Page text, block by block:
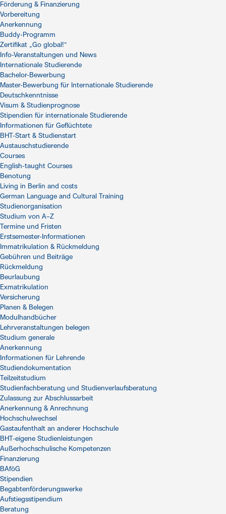
Förderung & Finanzierung
Vorbereitung
Anerkennung
Buddy-Programm
Zertifikat „Go global!“
Info-Veranstaltungen und News
Internationale Studierende
Bachelor-Bewerbung
Master-Bewerbung für Internationale Studierende
Deutschkenntnisse
Visum & Studienprognose
Stipendien für internationale Studierende
Informationen für Geflüchtete
BHT-Start & Studienstart
Austauschstudierende
Courses
English-taught Courses
Benotung
Living in Berlin and costs
German Language and Cultural Training
Studienorganisation
Studium von A–Z
Termine und Fristen
Erstsemester-Informationen
Immatrikulation & Rückmeldung
Gebühren und Beiträge
Rückmeldung
Beurlaubung
Exmatrikulation
Versicherung
Planen & Belegen
Modulhandbücher
Lehrveranstaltungen belegen
Studium generale
Anerkennung
Informationen für Lehrende
Studiendokumentation
Teilzeitstudium
Studienfachberatung und Studienverlaufsberatung
Zulassung zur Abschlussarbeit
Anerkennung & Anrechnung
Hochschulwechsel
Gastaufenthalt an anderer Hochschule
BHT-eigene Studienleistungen
Außerhochschulische Kompetenzen
Finanzierung
BAföG
Stipendien
Begabtenförderungswerke
Aufstiegsstipendium
Beratung